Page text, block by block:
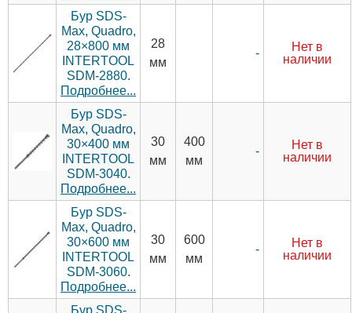
Бур SDS-
Max, Quadro,
28×800 мм
INTERTOOL
SDM-2880.
Подробнее...
28
мм
-
Нет в
наличии
Бур SDS-
Max, Quadro,
30×400 мм
INTERTOOL
SDM-3040.
Подробнее...
30
мм
400
мм
-
Нет в
наличии
Бур SDS-
Max, Quadro,
30×600 мм
INTERTOOL
SDM-3060.
Подробнее...
30
мм
600
мм
-
Нет в
наличии
Бур SDS-